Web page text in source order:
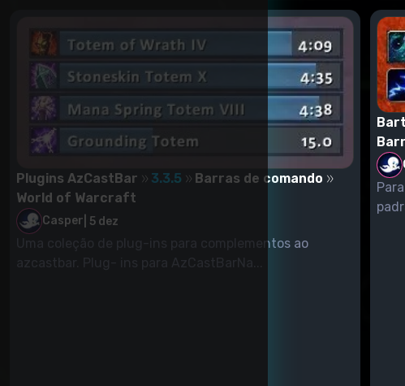
Plugins AzCastBar 3.3.5
Barras de comando
World of Warcraft
Casper 5 dez
Uma coleção de plug-ins para complementos ao
Para O